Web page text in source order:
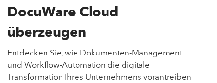
DocuWare Cloud
überzeugen
Entdecken Sie, wie Dokumenten-Management
und Workflow-Automation die digitale
Transformation Ihres Unternehmens vorantreiben